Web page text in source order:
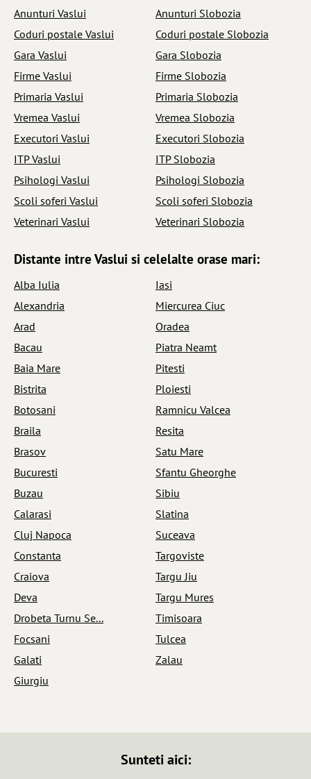
Anunturi Vaslui
Coduri postale Vaslui
Gara Vaslui
Firme Vaslui
Primaria Vaslui
Vremea Vaslui
Executori Vaslui
ITP Vaslui
Psihologi Vaslui
Scoli soferi Vaslui
Veterinari Vaslui
Anunturi Slobozia
Coduri postale Slobozia
Gara Slobozia
Firme Slobozia
Primaria Slobozia
Vremea Slobozia
Executori Slobozia
ITP Slobozia
Psihologi Slobozia
Scoli soferi Slobozia
Veterinari Slobozia
Distante intre Vaslui si celelalte orase mari:
Alba Iulia
Alexandria
Arad
Bacau
Baia Mare
Bistrita
Botosani
Braila
Brasov
Bucuresti
Buzau
Calarasi
Cluj Napoca
Constanta
Craiova
Deva
Drobeta Turnu Se...
Focsani
Galati
Giurgiu
Iasi
Miercurea Ciuc
Oradea
Piatra Neamt
Pitesti
Ploiesti
Ramnicu Valcea
Resita
Satu Mare
Sfantu Gheorghe
Sibiu
Slatina
Suceava
Targoviste
Targu Jiu
Targu Mures
Timisoara
Tulcea
Zalau
Sunteti aici: